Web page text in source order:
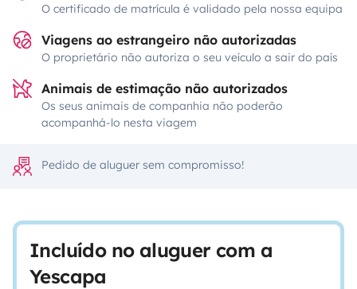
O certificado de matrícula é validado pela nossa equipa
Viagens ao estrangeiro não autorizadas
O proprietário não autoriza o seu veículo a sair do país
Animais de estimação não autorizados
Os seus animais de companhia não poderão
acompanhá-lo nesta viagem
Pedido de aluguer sem compromisso!
Incluído no aluguer com a
Yescapa